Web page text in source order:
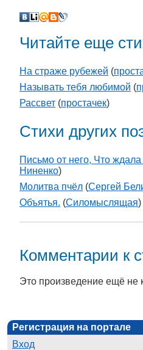
Читайте еще
На страже рубежей (
Называть тебя любимой (
Рассвет (простачек)
Стихи других
Письмо от него, Что
Ниненко)
Молитва пчёл (Сергей
Объятья. (Силомыслящая)
Комментарии к
Это произведение ещё не
Регистрация на портале
Вход